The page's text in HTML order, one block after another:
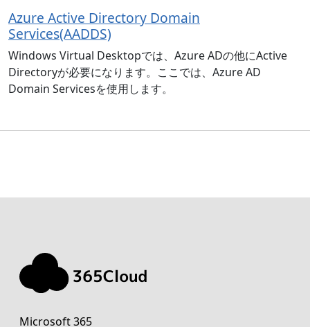
Azure Active Directory Domain
Services(AADDS)
Windows Virtual Desktopでは、Azure ADの他にActive
Directoryが必要になります。ここでは、Azure AD
Domain Servicesを使用します。
Microsoft 365